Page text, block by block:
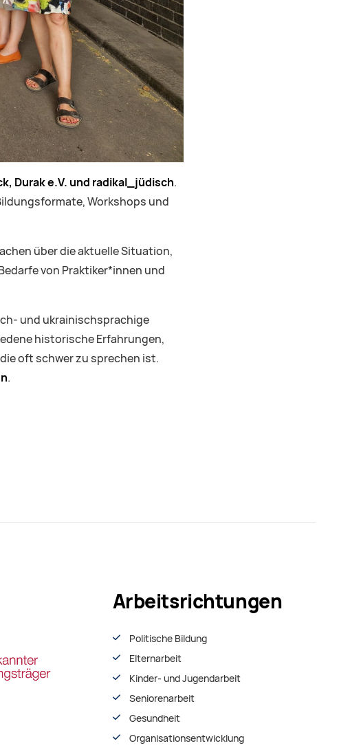
Durak e.V. und radikal_jüdisch.
Workshops und
über die aktuelle Situation,
von Praktiker*innen und
und ukrainischsprachige
historische Erfahrungen,
oft schwer zu sprechen ist.
.
Arbeitsrichtungen
Politische Bildung
Elternarbeit
Kinder- und Jugendarbeit
Seniorenarbeit
Gesundheit
Organisationsentwiсklung